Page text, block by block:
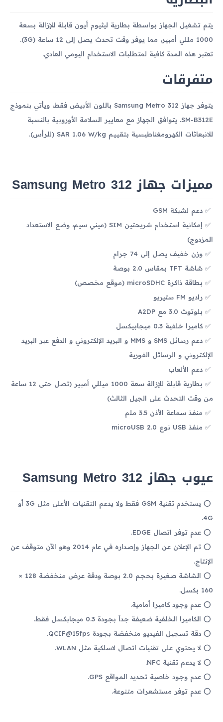
يتم تشغيل الجهاز بواسطة بطارية ليثيوم أيون قابلة للإزالة بسعة
1000 مللي أمبير، مما يوفر وقت تحدث يصل إلى 12 ساعة (3G).
تعتبر هذه المدة كافية لمتطلبات الاستخدام اليومي العادي.
متفرقات
يتوفر جهاز Samsung Metro 312 باللون الأبيض فقط، ويأتي بنموذج
SM-B312E. يتوافق الجهاز مع معايير السلامة الأوروبية بالنسبة
للانبعاثات الكهرومغناطيسية بتقييم SAR 1.06 W/kg (للرأس).
مميزات جهاز Samsung Metro 312
دعم لشبكة GSM
إمكانية استخدام شريحتين SIM (ميني سيم، وضع الاستعداد
المزدوج)
وزن خفيف يصل إلى 74 جرام
شاشة TFT بمقاس 2.0 بوصة
بطاقة ذاكرة microSDHC (موقع مخصص)
راديو FM ستيريو
بلوتوث 3.0 مع A2DP
كاميرا خلفية 0.3 ميجابيكسل
دعم رسائل SMS و MMS و البريد الإلكتروني و الدفع عبر البريد
الإلكتروني و الرسائل الفورية
دعم الألعاب
بطارية قابلة للإزالة سعة 1000 ميللي أمبير (تصل حتى 12 ساعة
من وقت التحدث على الجيل الثالث)
منفذ سماعة الأذن 3.5 ملم
منفذ USB نوع microUSB 2.0
عيوب جهاز Samsung Metro 312
يستخدم تقنية GSM فقط ولا يدعم التقنيات الأعلى مثل 3G أو
4G.
عدم توفر اتصال EDGE.
تم الإعلان عن الجهاز وإصداره في عام 2014 وهو الآن متوقف عن
الإنتاج.
الشاشة صغيرة بحجم 2.0 بوصة ودقة عرض منخفضة 128 ×
160 بكسل.
عدم وجود كاميرا أمامية.
الكاميرا الخلفية ضعيفة جداً بجودة 0.3 ميجابكسل فقط.
دقة تسجيل الفيديو منخفضة بجودة QCIF@15fps.
لا يحتوي على تقنيات اتصال لاسلكية مثل WLAN.
لا يدعم تقنية NFC.
عدم وجود خاصية تحديد المواقع GPS.
عدم توفر مستشعرات متنوعة.